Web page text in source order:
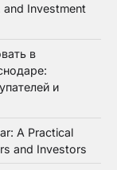
and Investment
в
и
A Practical
and Investors